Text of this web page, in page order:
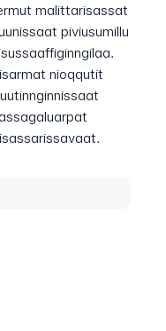
malittarisassat
piviusumillu
nioqqutit